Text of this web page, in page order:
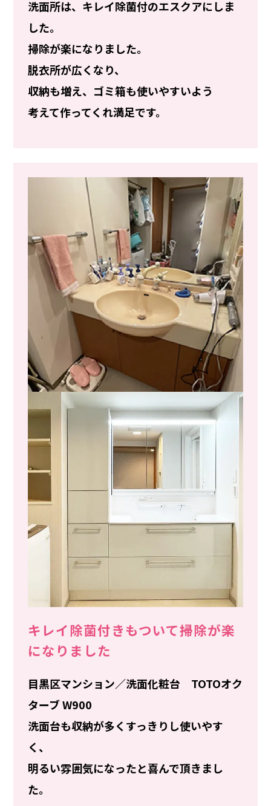
洗面所は、キレイ除菌付のエスクアにしま
した。
掃除が楽になりました。
脱衣所が広くなり、
収納も増え、ゴミ箱も使いやすいよう
考えて作ってくれ満足です。
キレイ除菌付きもついて掃除が楽
になりました
目黒区マンション／洗面化粧台 TOTOオク
ターブ W900
洗面台も収納が多くすっきりし使いやす
く、
明るい雰囲気になったと喜んで頂きまし
た。